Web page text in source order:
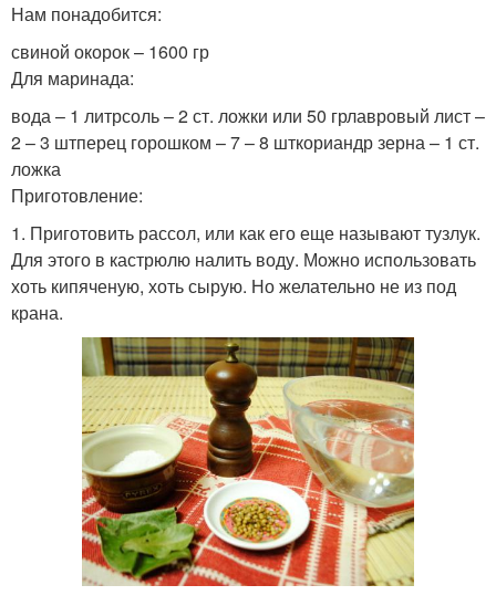
Нам понадобится:
свиной окорок – 1600 гр
Для маринада:
вода – 1 литрсоль – 2 ст. ложки или 50 грлавровый лист –
2 – 3 штперец горошком – 7 – 8 шткориандр зерна – 1 ст.
ложка
Приготовление:
1. Приготовить рассол, или как его еще называют тузлук.
Для этого в кастрюлю налить воду. Можно использовать
хоть кипяченую, хоть сырую. Но желательно не из под
крана.